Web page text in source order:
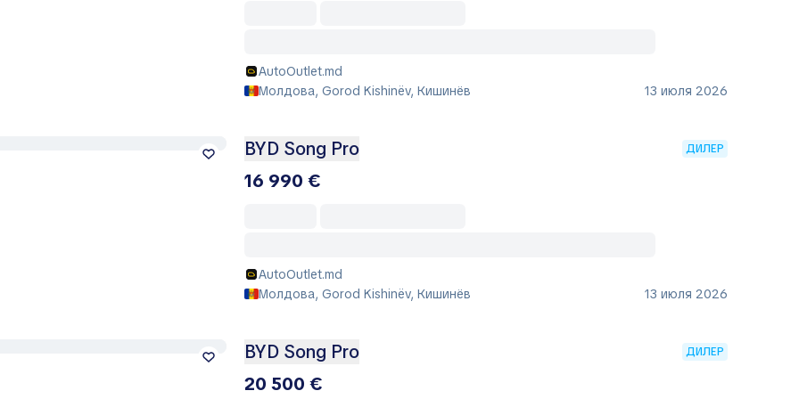
AutoOutlet.md
Молдова, Gorod Kishinëv, Кишинёв
13 июля 2026
BYD Song Pro ДИЛЕР
16 990 €
AutoOutlet.md
Молдова, Gorod Kishinëv, Кишинёв
13 июля 2026
BYD Song Pro ДИЛЕР
20 500 €